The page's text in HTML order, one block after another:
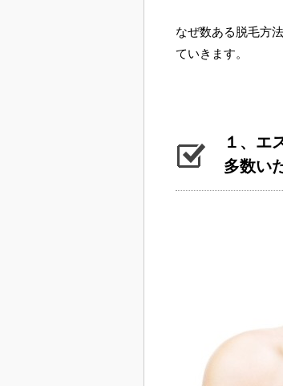
なぜ数ある脱毛方
ていきます。
１、エ
多数い